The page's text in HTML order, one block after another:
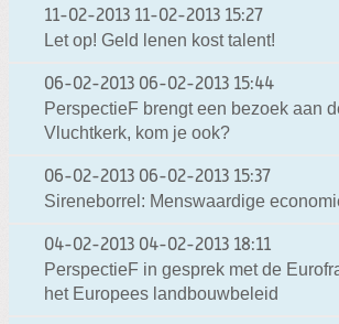
11-02-2013 11-02-2013 15:27
Let op! Geld lenen kost talent!
06-02-2013 06-02-2013 15:44
PerspectieF brengt een bezoek aan
Vluchtkerk, kom je ook?
06-02-2013 06-02-2013 15:37
Sireneborrel: Menswaardige
04-02-2013 04-02-2013 18:11
PerspectieF in gesprek met de
het Europees landbouwbeleid